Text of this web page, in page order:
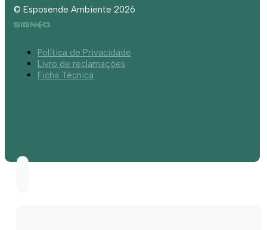
© Esposende Ambiente 2026
Política de Privacidade
Livro de reclamações
Ficha Técnica